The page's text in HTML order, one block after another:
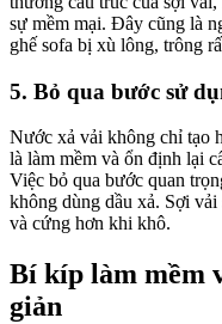
sự mềm mại. Đây cũng là
ghế sofa bị xù lông, trông
5. Bỏ qua bước sử
Nước xả vải không chỉ tạo
là làm mềm và ổn định lại
Việc bỏ qua bước quan
không dùng dầu xả. Sợi
và cứng hơn khi khô.
Bí kíp làm mềm
giản